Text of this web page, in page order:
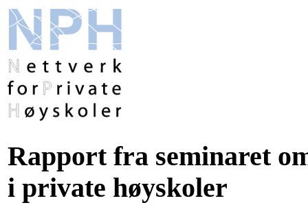
Rapport fra seminaret
i private høyskoler